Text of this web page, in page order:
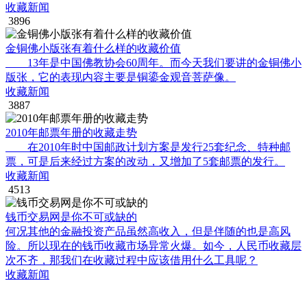
收藏新闻
3896
金铜佛小版张有着什么样的收藏价值
13年是中国佛教协会60周年。而今天我们要讲的金铜佛小
版张，它的表现内容主要是铜鎏金观音菩萨像。
收藏新闻
3887
2010年邮票年册的收藏走势
在2010年时中国邮政计划方案是发行25套纪念、特种邮
票，可是后来经过方案的改动，又增加了5套邮票的发行。
收藏新闻
4513
钱币交易网是你不可或缺的
何况其他的金融投资产品虽然高收入，但是伴随的也是高风
险。所以现在的钱币收藏市场异常火爆。如今，人民币收藏层
次不齐，那我们在收藏过程中应该借用什么工具呢？
收藏新闻